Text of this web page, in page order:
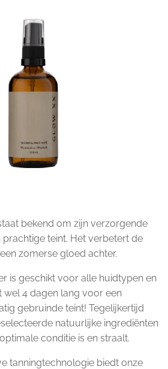
bekend om zijn verzorgende
teint. Het verbetert de
zomerse gloed achter.
is geschikt voor alle huidtypen en
wel 4 dagen lang voor een
gebruinde teint! Tegelijkertijd
natuurlijke ingrediënten
conditie is en straalt.
tanningtechnologie biedt onze